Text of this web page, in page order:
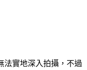
法實地深入拍攝，不過